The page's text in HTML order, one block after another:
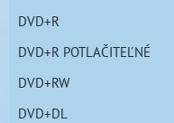
DVD+R
DVD+R POTLAČITEĽNÉ
DVD+RW
DVD+DL